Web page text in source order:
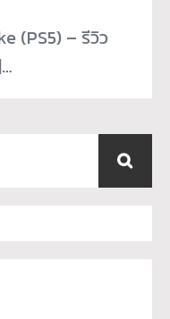
(PS5) – รีวิว